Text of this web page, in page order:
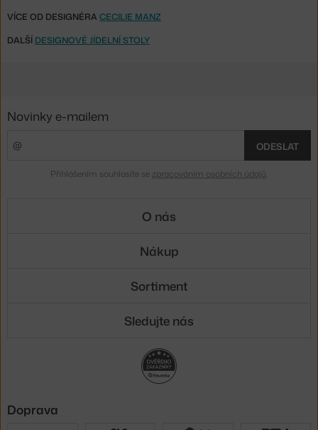
VÍCE OD DESIGNÉRA CECILIE MANZ
DALŠÍ DESIGNOVÉ JÍDELNÍ STOLY
Novinky e-mailem
ODESLAT
Přihlášením souhlasíte se zpracováním osobních údajů
O nás
Nákup
Sortiment
Sledujte nás
Doprava